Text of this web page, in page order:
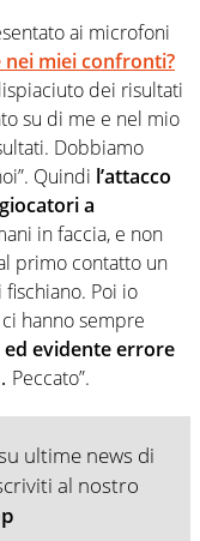
ai microfoni
miei confronti?
dei risultati
su di me e nel mio
Dobbiamo
Quindi l’attacco
a
in faccia, e non
primo contatto un
Poi io
hanno sempre
evidente errore
ultime news di
al nostro